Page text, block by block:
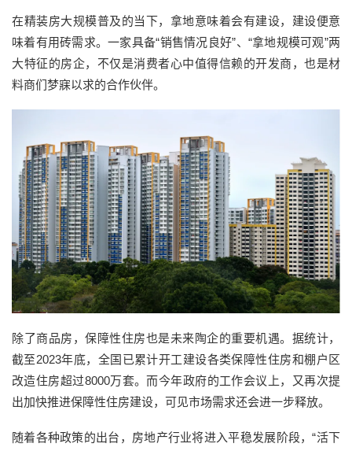
在精装房大规模普及的当下，拿地意味着会有建设，建设便意
味着有用砖需求。一家具备“销售情况良好”、“拿地规模可观”两
大特征的房企，不仅是消费者心中值得信赖的开发商，也是材
料商们梦寐以求的合作伙伴。
除了商品房，保障性住房也是未来陶企的重要机遇。据统计，
截至2023年底，全国已累计开工建设各类保障性住房和棚户区
改造住房超过8000万套。而今年政府的工作会议上，又再次提
出加快推进保障性住房建设，可见市场需求还会进一步释放。
随着各种政策的出台，房地产行业将进入平稳发展阶段，“活下